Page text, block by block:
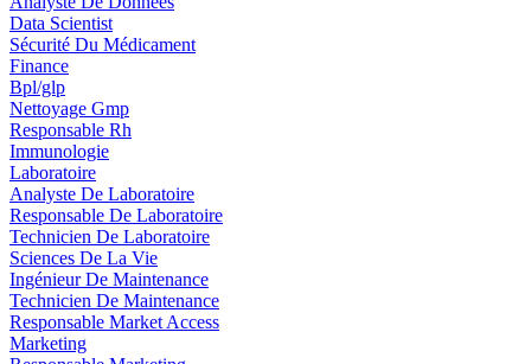
Data Scientist
Sécurité Du Médicament
Finance
Bpl/glp
Nettoyage Gmp
Responsable Rh
Immunologie
Laboratoire
Analyste De Laboratoire
Responsable De Laboratoire
Technicien De Laboratoire
Sciences De La Vie
Ingénieur De Maintenance
Technicien De Maintenance
Responsable Market Access
Marketing